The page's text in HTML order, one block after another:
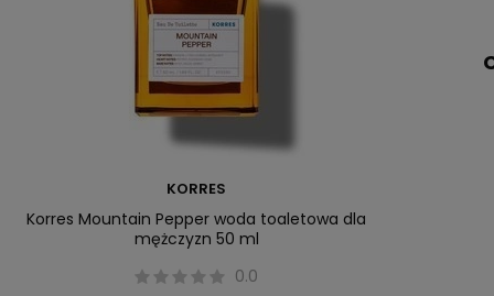
KORRES
Korres Mountain Pepper woda toaletowa dla
mężczyzn 50 ml
0.0